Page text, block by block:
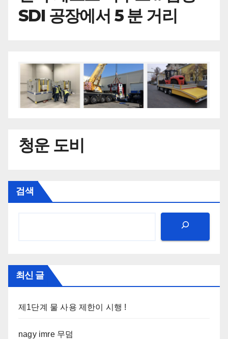
SDI 공장에서 5 분 거리
청운 도비
검색
최신 글
제1단계 물 사용 제한이 시행 !
nagy imre 무덤